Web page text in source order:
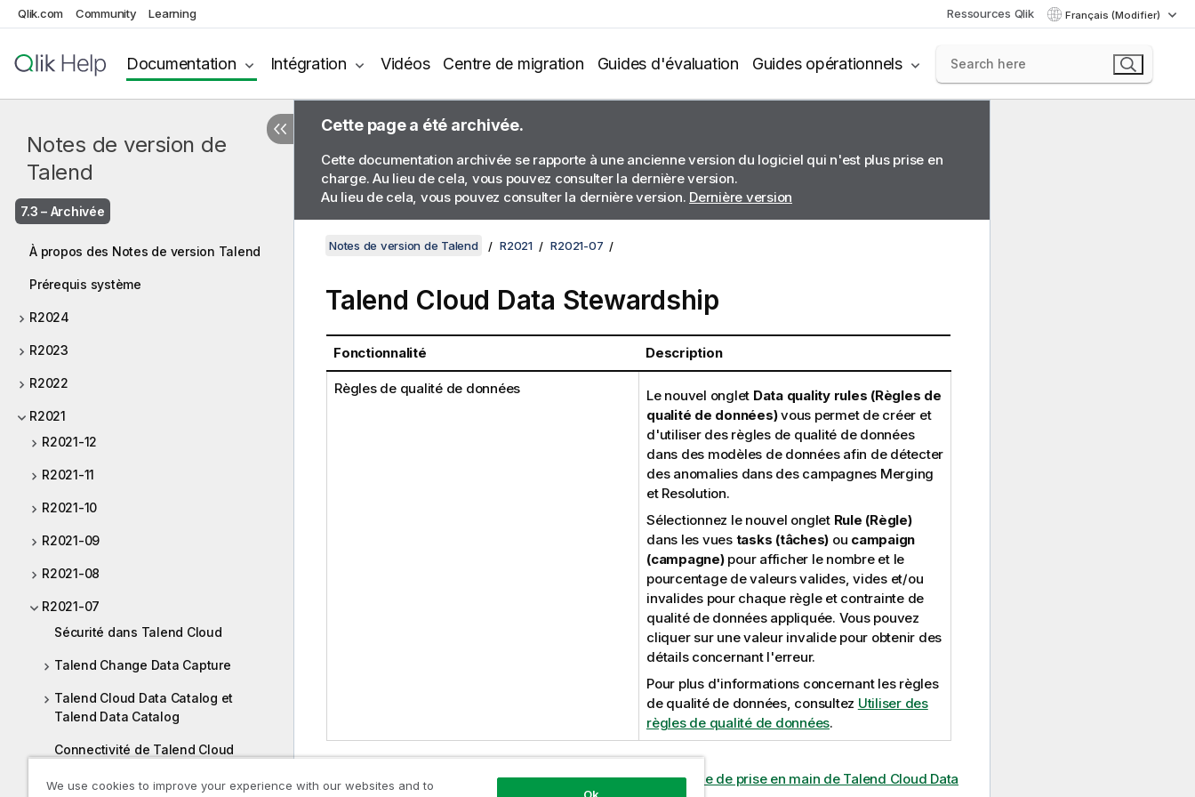
Qlik.com Community Learning Ressources Qlik Français (Modifier)
Documentation Intégration Vidéos Centre de migration Guides d'évaluation Guides opérationnels
Notes de version de
Talend
7.3 – Archivée
À propos des Notes de version Talend
Prérequis système
R2024
R2023
R2022
R2021
R2021-12
R2021-11
R2021-10
R2021-09
R2021-08
R2021-07
Sécurité dans Talend Cloud
Talend Change Data Capture
Talend Cloud Data Catalog et
Talend Data Catalog
Connectivité de Talend Cloud
Talend Cloud Data Stewardship
Cette page a été archivée.
Cette documentation archivée se rapporte à une ancienne version du logiciel qui n'est plus prise en
charge. Au lieu de cela, vous pouvez consulter la dernière version.
Au lieu de cela, vous pouvez consulter la dernière version. Dernière version
Notes de version de Talend R2021 R2021-07
Talend Cloud Data Stewardship
Fonctionnalité Description
Règles de qualité de données Le nouvel onglet Data quality rules (Règles de
qualité de données)vous permet de créer et
d'utiliser des règles de qualité de données
dans des modèles de données afin de détecter
des anomalies dans des campagnes Merging
et Resolution.
Sélectionnez le nouvel onglet Rule (Règle)
dans les vues tasks (tâches) ou campaign
(campagne)pour afficher le nombre et le
pourcentage de valeurs valides, vides et/ou
invalides pour chaque règle et contrainte de
qualité de données appliquée. Vous pouvez
cliquer sur une valeur invalide pour obtenir des
détails concernant l'erreur.
Pour plus d'informations concernant les règles
de qualité de données, consultez Utiliser des
règles de qualité de données.
Prenez Talend Cloud Data Stewardshipen main avec leGuide de prise en main de Talend Cloud Data
We use cookies to improve your experience with our websites and to